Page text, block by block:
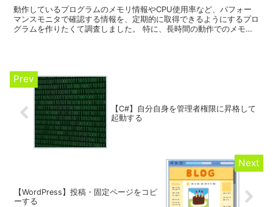
動作しているプログラムのメモリ情報やCPU使用率など、パフォー
マンスモニタで確認する情報を、定期的に取得できるようにするプロ
グラムを作りたくて調査しました。 特に、長時間の動作でのメモリ
【C#】自分自身を管理者権限に昇格して
起動する
【WordPress】投稿・固定ページをコピ
ーする